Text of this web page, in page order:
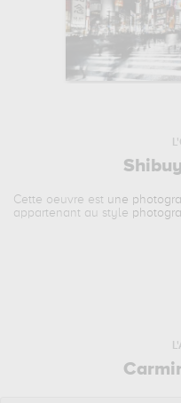
Cette oeuvre est une
appartenant au style